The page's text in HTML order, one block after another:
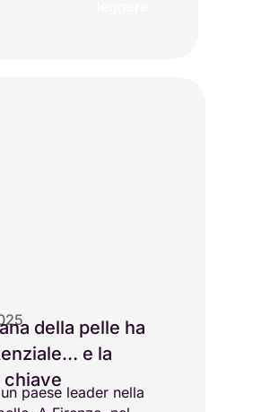
della pelle ha
e la
chiave
paese leader nella